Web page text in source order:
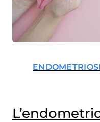
ENDOMETRIOSI